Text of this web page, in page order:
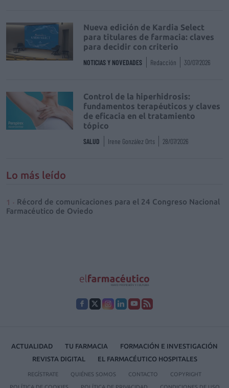
Nueva edición de Kardia Select
para titulares de farmacia: claves
para decidir con criterio
NOTICIAS Y NOVEDADES Redacción 30/07/2026
Control de la hiperhidrosis:
fundamentos terapéuticos y claves
de eficacia en el tratamiento
tópico
SALUD Irene González Orts 28/07/2026
Lo más leído
Récord de comunicaciones para el 24 Congreso Nacional
Farmacéutico de Oviedo
ACTUALIDAD TU FARMACIA
FORMACIÓN E INVESTIGACIÓN
REVISTA DIGITAL
EL FARMACÉUTICO HOSPITALES
REGÍSTRATE QUIÉNES SOMOS CONTACTO COPYRIGHT